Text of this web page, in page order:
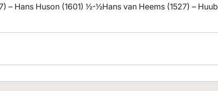
– Hans Huson (1601) ½-½Hans van Heems (1527) – Huub